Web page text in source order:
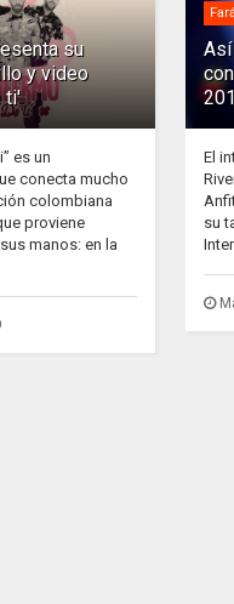
su
y video
ti'
es un
conecta mucho
colombiana
proviene
manos: en la
El
su